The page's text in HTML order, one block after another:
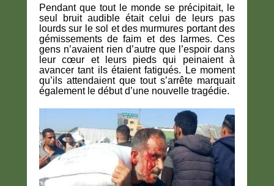
Pendant que tout le monde se précipitait, le
seul bruit audible était celui de leurs pas
lourds sur le sol et des murmures portant des
gémissements de faim et des larmes. Ces
gens n’avaient rien d’autre que l’espoir dans
leur cœur et leurs pieds qui peinaient à
avancer tant ils étaient fatigués. Le moment
qu’ils attendaient que tout s’arrête marquait
également le début d’une nouvelle tragédie.